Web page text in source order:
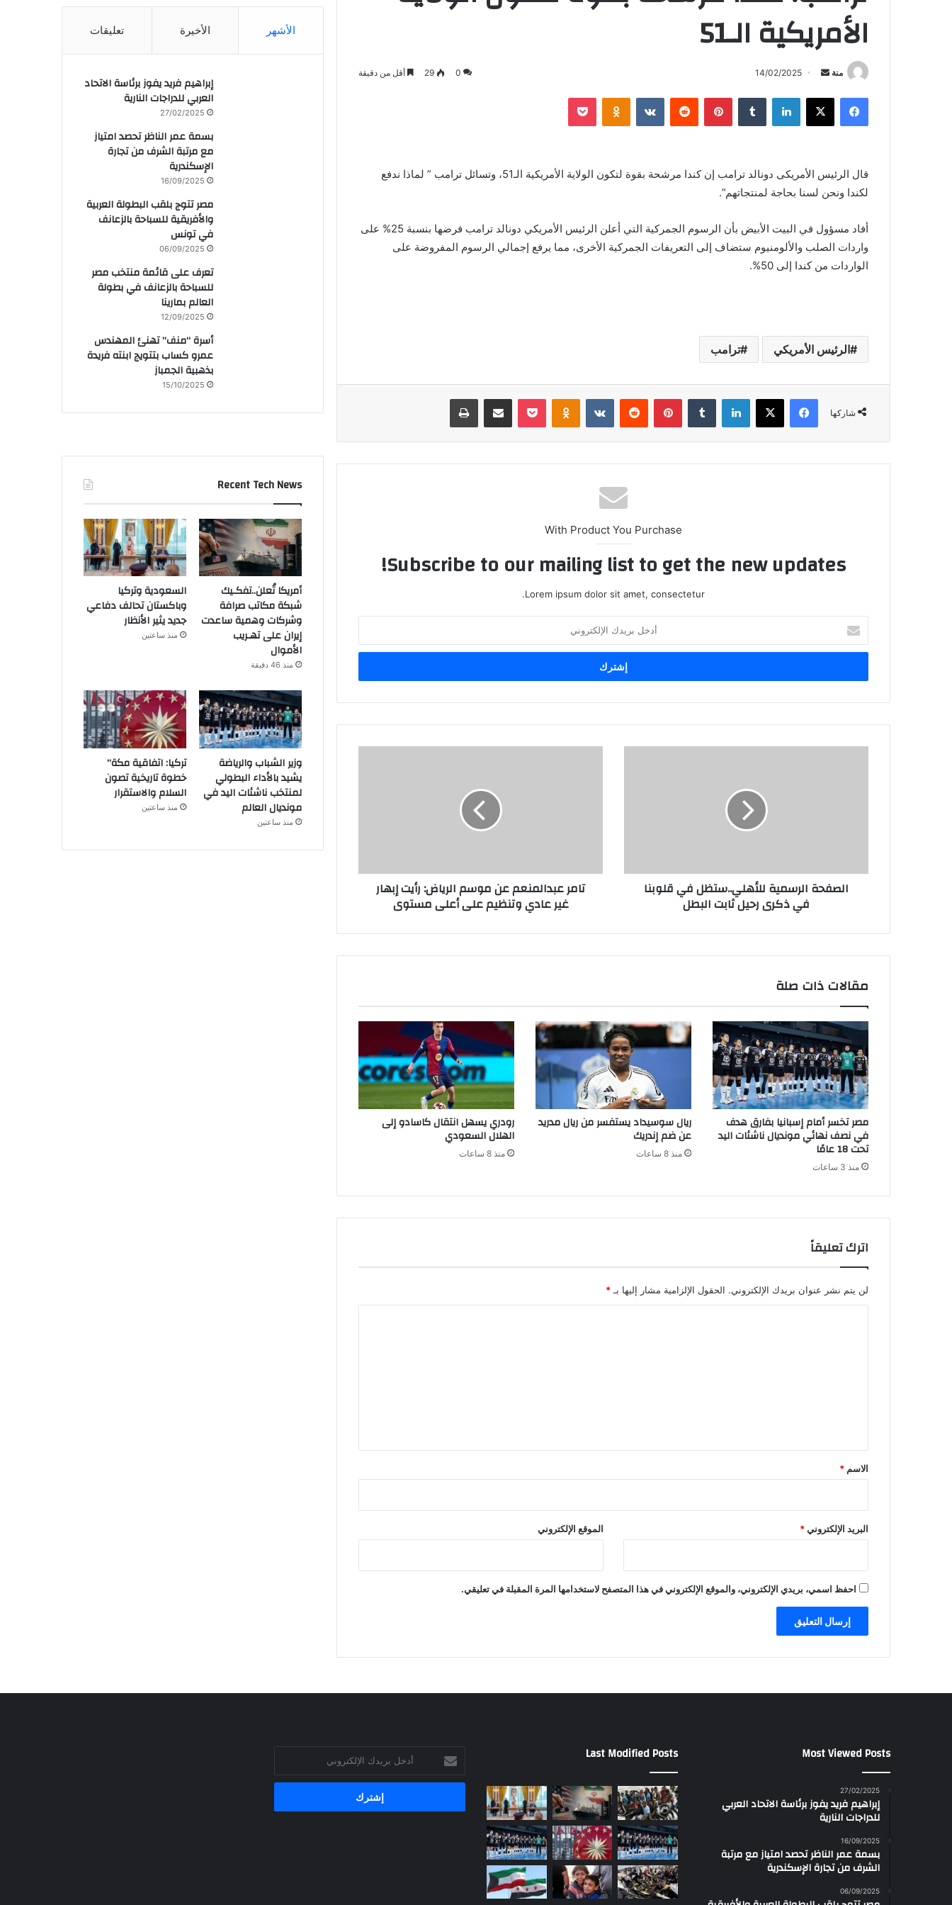
الأمريكية الـ51
منة
أرسل
إلكترونيا
14/02/2025
0
29 أقل من دقيقة
فيسبوك X لينكدإن بينتيريست Odnoklassniki
بوكيت
قال الرئيس الأمريكى دونالد ترامب إن كندا مرشحة بقوة لتكون الولاية الأمريكية الـ51، وتسائل ترامب ” لماذا ندفع
لكندا ونحن لسنا بحاجة لمنتجاتهم”.
أفاد مسؤول في البيت الأبيض بأن الرسوم الجمركية التي أعلن الرئيس الأمريكي دونالد ترامب فرضها بنسبة 25% على
واردات الصلب والألومنيوم ستضاف إلى التعريفات الجمركية الأخرى، مما يرفع إجمالي الرسوم المفروضة على
الواردات من كندا إلى 50%.
الرئيس الأمريكي ترامب
شاركها
فيسبوك X لينكدإن بينتيريست Odnoklassniki
بوكيت مشاركة عبر البريد طباعة
With Product You Purchase
Subscribe to our mailing list to get the new updates!
Lorem ipsum dolor sit amet, consectetur.
بريدك
الإلكتروني
الصفحة الرسمية للأهلي..ستظل في قلوبنا
في ذكرى رحيل ثابت البطل
تامر عبدالمنعم عن موسم الرياض: رأيت إبهار
غير عادي وتنظيم على أعلى مستوى
مقالات ذات صلة
مصر تخسر أمام إسبانيا بفارق هدف
في نصف نهائي مونديال ناشئات اليد
تحت 18 عامًا
منذ 3 ساعات
ريال سوسيداد يستفسر من ريال مدريد
عن ضم إندريك
منذ 8 ساعات
رودري يسهل انتقال كاسادو إلى
الهلال السعودي
منذ 8 ساعات
اترك تعليقاً
لن يتم نشر عنوان بريدك الإلكتروني. الحقول الإلزامية مشار إليها بـ *
*
الاسم *
البريد الإلكتروني* الموقع الإلكتروني
احفظ اسمي، بريدي الإلكتروني، والموقع الإلكتروني في هذا المتصفح لاستخدامها المرة المقبلة في تعليقي.
الأشهر الأخيرة تعليقات
إبراهيم فريد يفوز برئاسة الاتحاد
العربي للدراجات النارية
27/02/2025
بسمة عمر الناظر تحصد امتياز
مع مرتبة الشرف من تجارة
الإسكندرية
16/09/2025
مصر تتوج بلقب البطولة العربية
والأفريقية للسباحة بالزعانف
في تونس
06/09/2025
تعرف على قائمة منتخب مصر
للسباحة بالزعانف في بطولة
العالم بمارينا
12/09/2025
أسرة “منف” تهنئ المهندس
عمرو كساب بتتويج ابنته فريدة
بذهبية الجمباز
15/10/2025
Recent Tech News
أمريكا تُعلن..تفكـيك
شبكة مكاتب صرافة
وشركات وهمية ساعدت
إيران على تهـريب
الأموال
منذ 46 دقيقة
السعودية وتركيا
وباكستان تحالف دفاعي
جديد يثير الأنظار
منذ ساعتين
وزير الشباب والرياضة
يشيد بالأداء البطولي
لمنتخب ناشئات اليد في
مونديال العالم
منذ ساعتين
تركيا: اتفاقية مكة”
خطوة تاريخية تصون
السلام والاستقرار
منذ ساعتين
Most Viewed Posts
27/02/2025
إبراهيم فريد يفوز برئاسة الاتحاد العربي
للدراجات النارية
16/09/2025
بسمة عمر الناظر تحصد امتياز مع مرتبة
الشرف من تجارة الإسكندرية
06/09/2025
Last Modified Posts
بريدك
الإلكتروني